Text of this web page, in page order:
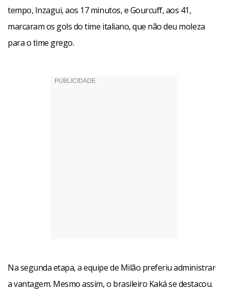
tempo, Inzagui, aos 17 minutos, e Gourcuff, aos 41,
marcaram os gols do time italiano, que não deu moleza
para o time grego.
Na segunda etapa, a equipe de Milão preferiu administrar
a vantagem. Mesmo assim, o brasileiro Kaká se destacou.